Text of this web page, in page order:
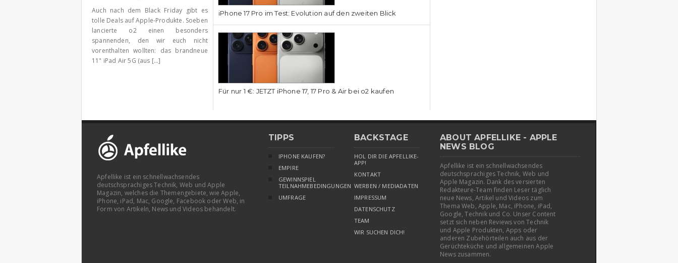
Auch nach dem Black Friday gibt es
tolle Deals auf Apple-Produkte. Soeben
lancierte o2 einen besonders
spannenden, den wir euch nicht
vorenthalten wollten: das brandneue
11" iPad Air 5G (aus [...]
iPhone 17 Pro im Test: Evolution auf den zweiten Blick
Für nur 1 €: JETZT iPhone 17, 17 Pro & Air bei o2 kaufen
Apfellike ist ein schnellwachsendes
deutschsprachiges Technik, Web und Apple
Magazin, welches die Themengebiete, wie Apple,
iPhone, iPad, Mac, Google, Facebook oder Web, in
Form von Artikeln, News und Videos behandelt.
TIPPS
IPHONE KAUFEN?
EMPIRE
GEWINNSPIEL
TEILNAHMEBEDINGUNGEN
UMFRAGE
BACKSTAGE
HOL DIR DIE APFELLIKE-
APP!
KONTAKT
WERBEN / MEDIADATEN
IMPRESSUM
DATENSCHUTZ
TEAM
WIR SUCHEN DICH!
ABOUT APFELLIKE - APPLE
NEWS BLOG
Apfellike ist ein schnellwachsendes
deutschsprachiges Technik, Web und
Apple Magazin. Dank des versierten
Redakteure-Team finden Leser täglich
neue News, Artikel und Videos zum
Thema Web, Apple, Mac, iPhone, iPad,
Google, Technik und Co. Unser Content
setzt sich neben Reviews von Technik
und Apple Produkten, Apps oder
anderen Zubehörteilen auch aus der
Gerüchteküche und allgemeinen Apple
News zusammen.